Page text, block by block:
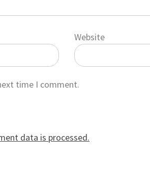
Website
time I comment.
data is processed.